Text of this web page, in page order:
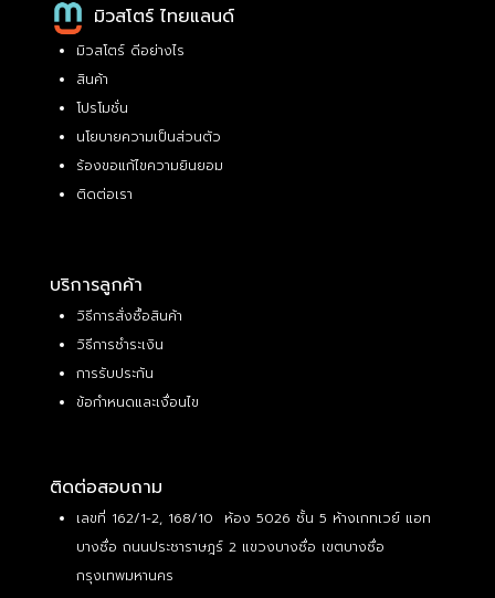
มิวสโตร์ ไทยแลนด์
มิวสโตร์ ดีอย่างไร
สินค้า
โปรโมชั่น
นโยบายความเป็นส่วนตัว
ร้องขอแก้ไขความยินยอม
ติดต่อเรา
บริการลูกค้า
วิธีการสั่งซื้อสินค้า
วิธีการชำระเงิน
การรับประกัน
ข้อกำหนดและเงื่อนไข
ติดต่อสอบถาม
เลขที่ 162/1-2, 168/10 ห้อง 5026 ชั้น 5 ห้างเกทเวย์ แอท
บางซื่อ ถนนประชาราษฎร์ 2 แขวงบางซื่อ เขตบางซื่อ
กรุงเทพมหานคร